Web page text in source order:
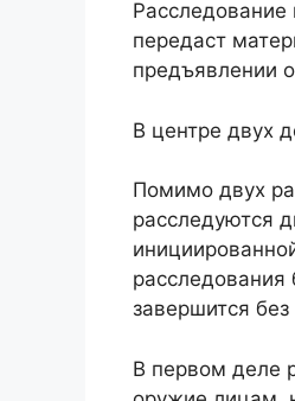
передаст
предъявлении
В центре двух
Помимо двух
расследуются
завершится
В первом деле